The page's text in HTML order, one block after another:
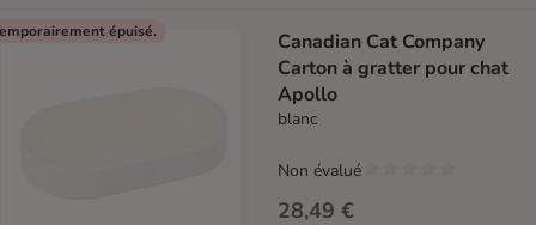
épuisé.
Canadian Cat Company
Carton à gratter pour chat
Apollo
blanc
28,49 €
Non évalué